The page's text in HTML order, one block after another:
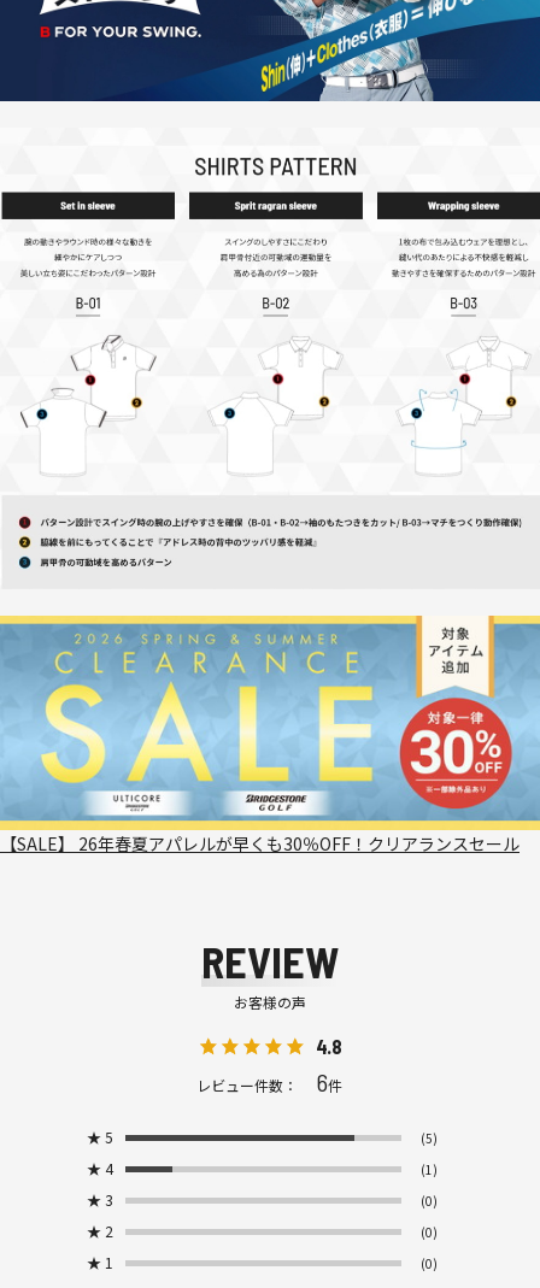
【SALE】 26年春夏アパレルが早くも30％OFF！クリアランスセール
REVIEW
お客様の声
4.8
レビュー件数： 6件
★ 5 (5)
★ 4 (1)
★ 3 (0)
★ 2 (0)
★ 1 (0)